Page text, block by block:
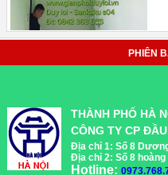
PHIÊN
THÀNH PHỐ HÀ
CÔNG TY CP
Địa chỉ 1: Số 8
Địa chỉ 2: Số 8 hoàng
Hotline: